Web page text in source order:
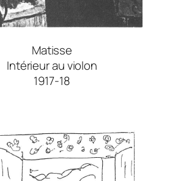
Matisse
Intérieur au violon
1917-18